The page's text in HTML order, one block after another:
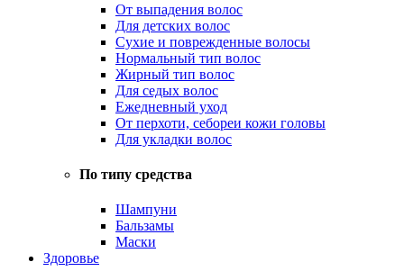
От выпадения волос
Для детских волос
Сухие и поврежденные волосы
Нормальный тип волос
Жирный тип волос
Для седых волос
Ежедневный уход
От перхоти, себореи кожи головы
Для укладки волос
По типу средства
Шампуни
Бальзамы
Маски
Здоровье